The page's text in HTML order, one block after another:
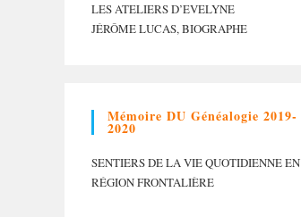
LES ATELIERS D’EVELYNE
JÉRÔME LUCAS, BIOGRAPHE
Mémoire DU Généalogie 2019-
2020
SENTIERS DE LA VIE QUOTIDIENNE EN
RÉGION FRONTALIÈRE